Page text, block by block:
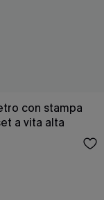
con stampa
a vita alta